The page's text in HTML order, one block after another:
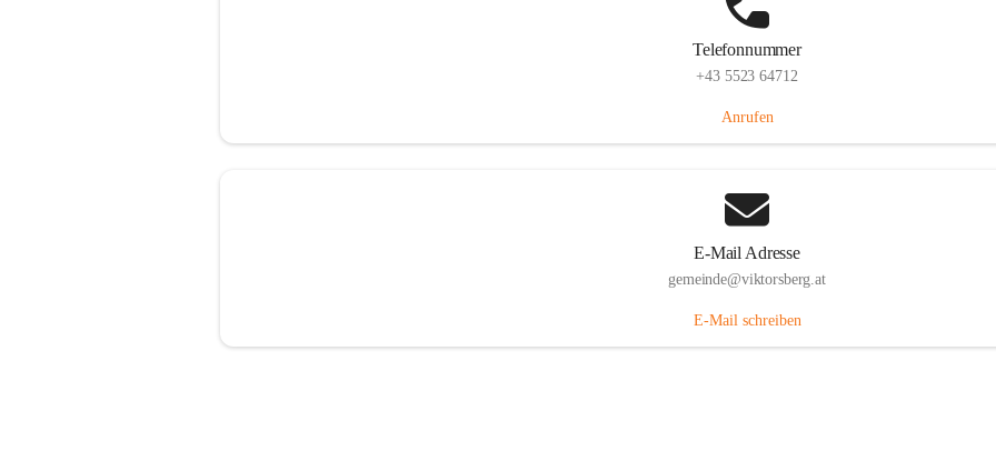
Telefonnummer
+43 5523 64712
Anrufen
E-Mail Adresse
gemeinde@viktorsberg.at
E-Mail schreiben